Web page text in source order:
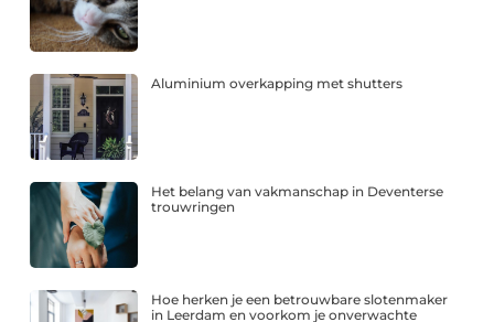
Aluminium overkapping met shutters
Het belang van vakmanschap in Deventerse
trouwringen
Hoe herken je een betrouwbare slotenmaker
in Leerdam en voorkom je onverwachte